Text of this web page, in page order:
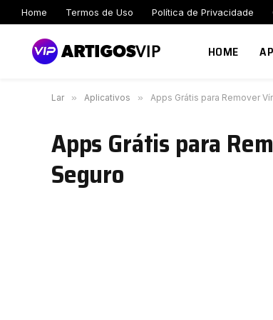
Home Termos de Uso Política de Privacidade
HOME
Lar » Aplicativos » Apps Grátis para Remover
Apps Grátis para
Seguro